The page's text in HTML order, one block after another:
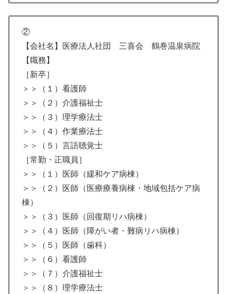
②
【会社名】医療法人社団 三喜会 鶴巻温泉病院
【職務】
［新卒］
＞＞（１）看護師
＞＞（２）介護福祉士
＞＞（３）理学療法士
＞＞（４）作業療法士
＞＞（５）言語聴覚士
［常勤・正職員］
＞＞（１）医師（緩和ケア病棟）
＞＞（２）医師（医療療養病棟・地域包括ケア病
棟）
＞＞（３）医師（回復期リハ病棟）
＞＞（４）医師（障がい者・難病リハ病棟）
＞＞（５）医師（歯科）
＞＞（６）看護師
＞＞（７）介護福祉士
＞＞（８）理学療法士